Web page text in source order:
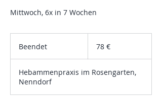
Mittwoch, 6x in 7 Wochen
Beendet
n
d
e
78 €
Hebammenpraxis im Rosengarten,
Nenndorf